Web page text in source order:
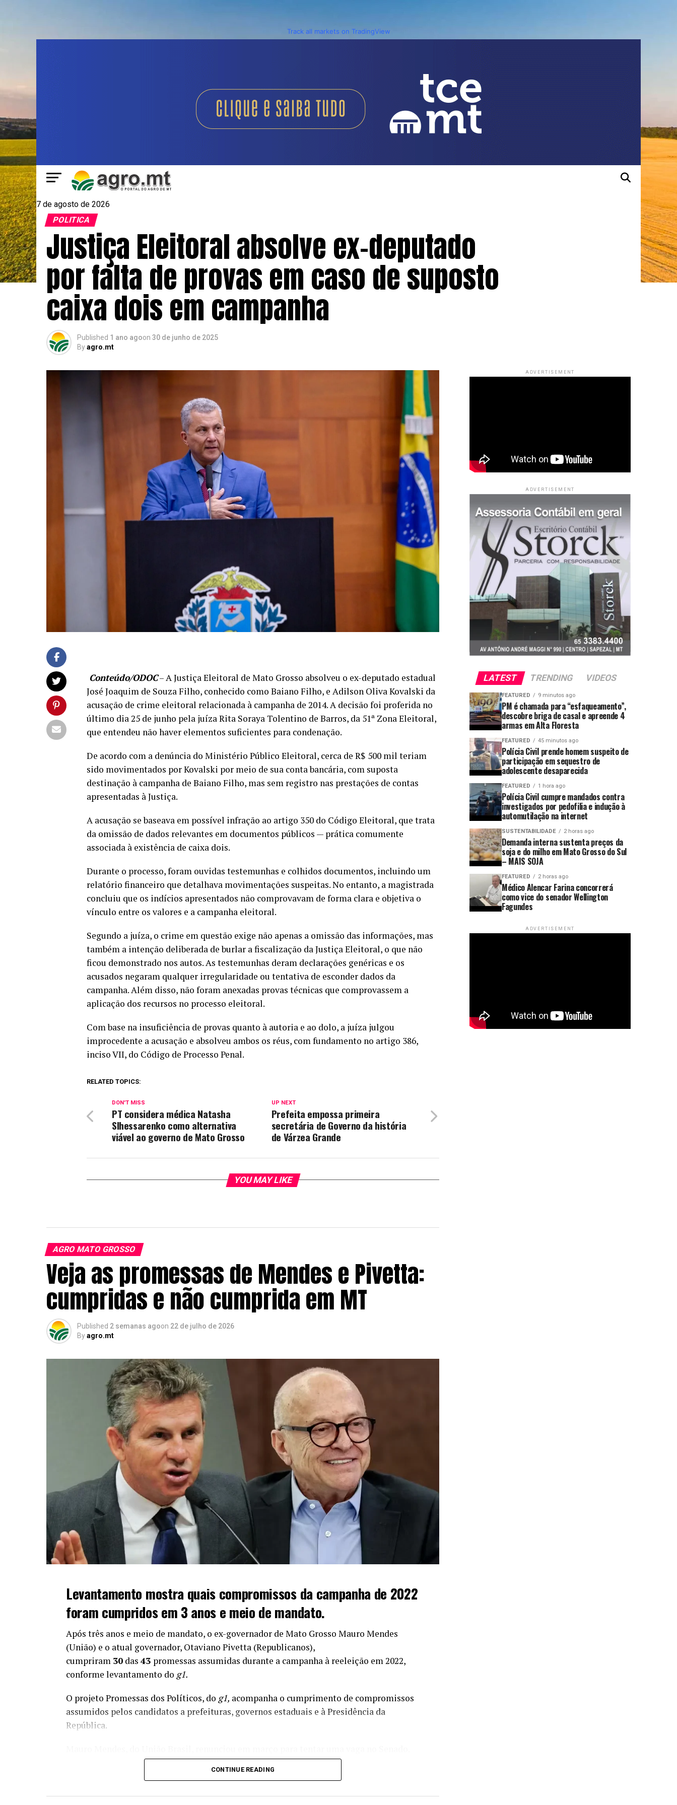
Track all markets on TradingView
7 de agosto de 2026
POLITICA
Justiça Eleitoral absolve ex-deputado
por falta de provas em caso de suposto
caixa dois em campanha
Published 1 ano agoon 30 de junho de 2025
Byagro.mt
Conteúdo/ODOC– A Justiça Eleitoral de Mato Grosso absolveu o ex-deputado estadual
José Joaquim de Souza Filho, conhecido como Baiano Filho, e Adilson Oliva Kovalski da
acusação de crime eleitoral relacionada à campanha de 2014. A decisão foi proferida no
último dia 25 de junho pela juíza Rita Soraya Tolentino de Barros, da 51ª Zona Eleitoral,
que entendeu não haver elementos suficientes para condenação.
De acordo com a denúncia do Ministério Público Eleitoral, cerca de R$ 500 mil teriam
sido movimentados por Kovalski por meio de sua conta bancária, com suposta
destinação à campanha de Baiano Filho, mas sem registro nas prestações de contas
apresentadas à Justiça.
A acusação se baseava em possível infração ao artigo 350 do Código Eleitoral, que trata
da omissão de dados relevantes em documentos públicos — prática comumente
associada à existência de caixa dois.
Durante o processo, foram ouvidas testemunhas e colhidos documentos, incluindo um
relatório financeiro que detalhava movimentações suspeitas. No entanto, a magistrada
concluiu que os indícios apresentados não comprovavam de forma clara e objetiva o
vínculo entre os valores e a campanha eleitoral.
Segundo a juíza, o crime em questão exige não apenas a omissão das informações, mas
também a intenção deliberada de burlar a fiscalização da Justiça Eleitoral, o que não
ficou demonstrado nos autos. As testemunhas deram declarações genéricas e os
acusados negaram qualquer irregularidade ou tentativa de esconder dados da
campanha. Além disso, não foram anexadas provas técnicas que comprovassem a
aplicação dos recursos no processo eleitoral.
Com base na insuficiência de provas quanto à autoria e ao dolo, a juíza julgou
improcedente a acusação e absolveu ambos os réus, com fundamento no artigo 386,
inciso VII, do Código de Processo Penal.
RELATED TOPICS:
UP NEXT
Prefeita empossa primeira
secretária de Governo da história
de Várzea Grande
DON'T MISS
PT considera médica Natasha
Slhessarenko como alternativa
viável ao governo de Mato Grosso
YOU MAY LIKE
AGRO MATO GROSSO
Veja as promessas de Mendes e Pivetta:
cumpridas e não cumprida em MT
Published 2 semanas agoon 22 de julho de 2026
Byagro.mt
Levantamento mostra quais compromissos da campanha de 2022
foram cumpridos em 3 anos e meio de mandato.
Após três anos e meio de mandato, o ex-governador de Mato Grosso Mauro Mendes
(União) e o atual governador, Otaviano Pivetta (Republicanos),
cumpriram 30 das 43 promessas assumidas durante a campanha à reeleição em 2022,
conforme levantamento do g1.
O projeto Promessas dos Políticos, do g1, acompanha o cumprimento de compromissos
assumidos pelos candidatos a prefeituras, governos estaduais e à Presidência da
República.
Otaviano Pivetta assumiu o cargo e tem o apoio do ex-governador para buscar um novo
Nesta etapa, o levantamento considera um balanço do que foi entregue entre 1º de
CONTINUE READING
ADVERTISEMENT
ADVERTISEMENT
LATEST TRENDING VIDEOS
FEATURED 9 minutos ago
PM é chamada para “esfaqueamento”,
descobre briga de casal e apreende 4
armas em Alta Floresta
FEATURED 45 minutos ago
Polícia Civil prende homem suspeito de
participação em sequestro de
adolescente desaparecida
FEATURED 1 hora ago
Polícia Civil cumpre mandados contra
investigados por pedofilia e indução à
automutilação na internet
SUSTENTABILIDADE 2 horas ago
Demanda interna sustenta preços da
soja e do milho em Mato Grosso do Sul
– MAIS SOJA
FEATURED 2 horas ago
Médico Alencar Farina concorrerá
como vice do senador Wellington
Fagundes
ADVERTISEMENT